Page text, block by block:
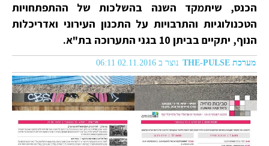
הכנס, שיתמקד השנה בהשלכות של ההתפתחויות
הטכנולוגיות והתרבויות על התכנון העירוני ואדריכלות
הנוף, יתקיים בביתן 10 בגני התערוכה בת"א.
מערכת THE-PULSE נוצר ב 02.11.2016 06:11